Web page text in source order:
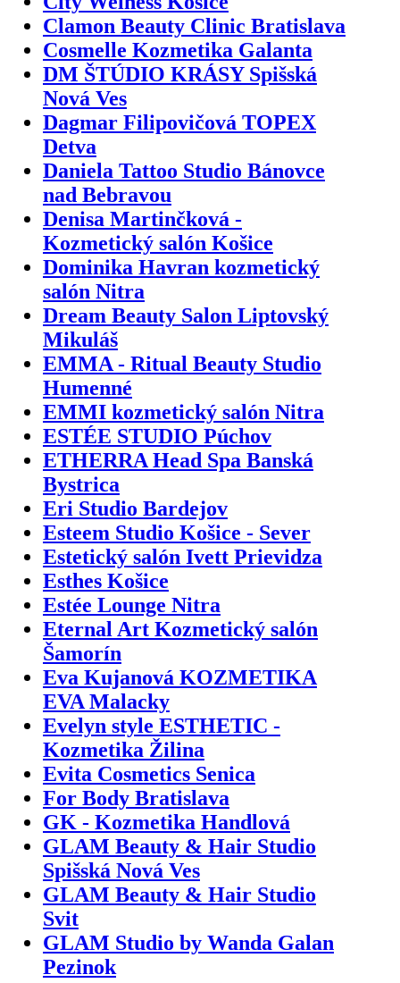
Clamon Beauty Clinic Bratislava
Cosmelle Kozmetika Galanta
DM ŠTÚDIO KRÁSY Spišská
Nová Ves
Dagmar Filipovičová TOPEX
Detva
Daniela Tattoo Studio Bánovce
nad Bebravou
Denisa Martinčková -
Kozmetický salón Košice
Dominika Havran kozmetický
salón Nitra
Dream Beauty Salon Liptovský
Mikuláš
EMMA - Ritual Beauty Studio
Humenné
EMMI kozmetický salón Nitra
ESTÉE STUDIO Púchov
ETHERRA Head Spa Banská
Bystrica
Eri Studio Bardejov
Esteem Studio Košice - Sever
Estetický salón Ivett Prievidza
Esthes Košice
Estée Lounge Nitra
Eternal Art Kozmetický salón
Šamorín
Eva Kujanová KOZMETIKA
EVA Malacky
Evelyn style ESTHETIC -
Kozmetika Žilina
Evita Cosmetics Senica
For Body Bratislava
GK - Kozmetika Handlová
GLAM Beauty & Hair Studio
Spišská Nová Ves
GLAM Beauty & Hair Studio
Svit
GLAM Studio by Wanda Galan
Pezinok